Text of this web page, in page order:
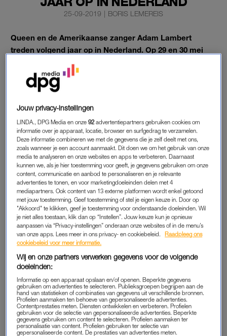
25-09-2019 | BORIS LEMEREIS
Queen en de Amerikaanse zanger Adam Lambert
treden volgend jaar op in Nederland. Op 29 en 30 mei
staan zij in de Amsterdamse Ziggo Dome.
De kaartverkoop is woensdagochtend om 10.00 uur van start
WERELDTOUR
Adam en Queen-leden Brian May en Roger Taylor, die
afgelopen zomer al in de Verenigde Staten optraden, trappen
hun toer volgend jaar af met concerten in Zuid-Korea, Japan,
Australië en Nieuw-Zeeland en reizen vervolgens naar Europa.
Naast Amsterdam worden van mei tot juni ook steden als
Parijs, Antwerpen, Londen en München aangedaan.
I want it all, and I want it now!🎶 En dat kan, want
de kaartverkoop voor de
van@QueenWillRock+@adamlambertop 29 &
30 mei is gestart! Scoor nu jouw tickets 👉
https://t.co/up3niS28mm
pic.twitter.com/kAvIuIxXCA
— Ziggo Dome (@ZiggoDome)September 25,
2019
Jouw privacy-instellingen
LINDA., DPG Media en onze92 advertentiepartners gebruiken cookies om
informatie over je apparaat, locatie, browser en surfgedrag te verzamelen.
Deze informatie combineren we met de gegevens die je zelf deelt met ons,
zoals wanneer je een account aanmaakt. Dit doen we om het gebruik van onze
media te analyseren en onze websites en apps te verbeteren. Daarnaast
kunnen we, als je hier toestemming voor geeft, je gegevens gebruiken om onze
content, communicatie en aanbod te personaliseren en je relevante
advertenties te tonen, en voor marketingdoeleinden delen met 4
mediapartners. Ook content van 13 externe platformen wordt enkel getoond
met jouw toestemming. Geef toestemming of stel je eigen keuze in. Door op
"Akkoord" te klikken, geef je toestemming voor onderstaande doeleinden. Wil
je niet alles toestaan, klik dan op “Instellen”. Jouw keuze kun je opnieuw
aanpassen via “Privacy-instellingen” onderaan onze websites of in de menu’s
van onze apps. Lees meer in ons privacy- en cookiebeleid.
Raadpleeg ons
cookiebeleid voor meer informatie.
Wij en onze partners verwerken gegevens voor de volgende
doeleinden:
Informatie op een apparaat opslaan en/of openen. Beperkte gegevens
gebruiken om advertenties te selecteren. Publieksgroepen begrijpen aan de
hand van statistieken of combinaties van gegevens uit verschillende bronnen.
Profielen aanmaken ten behoeve van gepersonaliseerde advertenties.
Contentprestaties meten. Diensten ontwikkelen en verbeteren. Profielen
gebruiken voor de selectie van gepersonaliseerde advertenties. Beperkte
gegevens gebruiken om content te selecteren. Profielen aanmaken ter
personalisatie van content. Profielen gebruiken ter selectie van
gepersonaliseerde content. De prestaties van advertenties meten.